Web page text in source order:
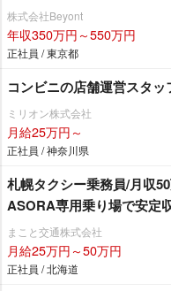
株式会社Beyont
年収350万円～550万円
正社員 / 東京都
コンビニの店舗運営スタッ
ミリオン株式会社
月給25万円～
正社員 / 神奈川県
札幌タクシー乗務員/月収
ASORA専用乗り場で安定
まこと交通株式会社
月給25万円～50万円
正社員 / 北海道